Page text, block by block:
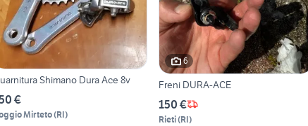
Shimano Dura Ace 8v
€
Mirteto(RI)
6
Freni DURA-ACE
150 €
Rieti(RI)